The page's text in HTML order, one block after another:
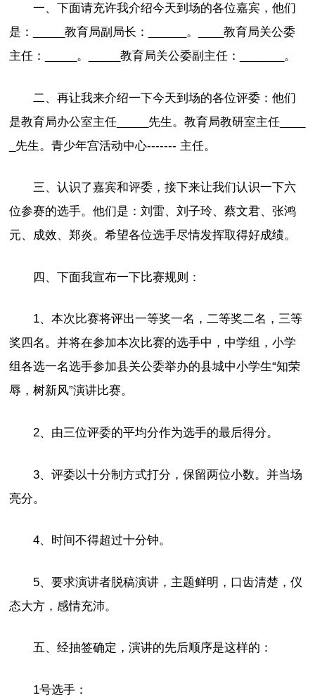
一、下面请充许我介绍今天到场的各位嘉宾，他们
是：_____教育局副局长：______。____教育局关公委
主任：_____。_____教育局关公委副主任：_______。
二、再让我来介绍一下今天到场的各位评委：他们
是教育局办公室主任_____先生。教育局教研室主任____
_先生。青少年宫活动中心------- 主任。
三、认识了嘉宾和评委，接下来让我们认识一下六
位参赛的选手。他们是：刘雷、刘子玲、蔡文君、张鸿
元、成效、郑炎。希望各位选手尽情发挥取得好成绩。
四、下面我宣布一下比赛规则：
1、本次比赛将评出一等奖一名，二等奖二名，三等
奖四名。并将在参加本次比赛的选手中，中学组，小学
组各选一名选手参加县关公委举办的县城中小学生“知荣
辱，树新风”演讲比赛。
2、由三位评委的平均分作为选手的最后得分。
3、评委以十分制方式打分，保留两位小数。并当场
亮分。
4、时间不得超过十分钟。
5、要求演讲者脱稿演讲，主题鲜明，口齿清楚，仪
态大方，感情充沛。
五、经抽签确定，演讲的先后顺序是这样的：
1号选手：